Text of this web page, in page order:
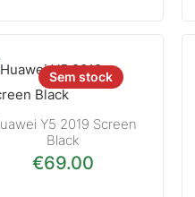
Sem stock
Y5 2019 Screen
Black
€69.00